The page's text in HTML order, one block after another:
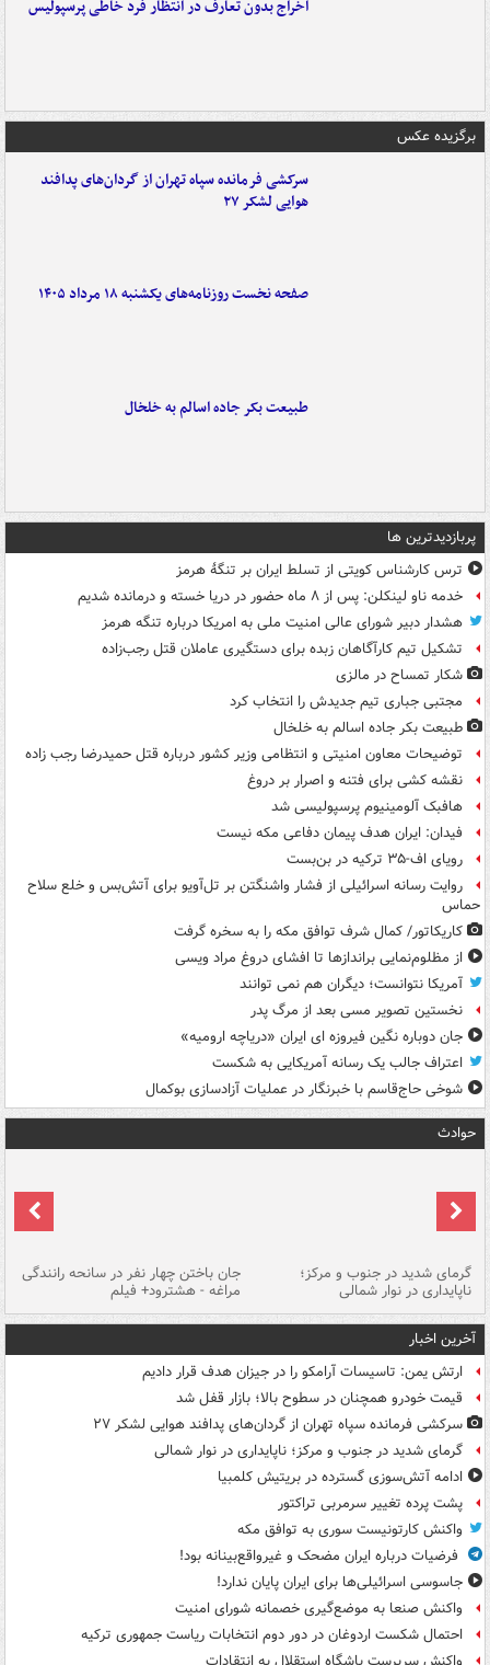
اخراج بدون تعارف در انتظار فرد خاطی پرسپولیس
برگزیده عکس
سرکشی فرمانده سپاه تهران از گردان‌های پدافند
هوایی لشکر ۲۷
صفحه نخست روزنامه‌های یکشنبه ۱۸ مرداد ۱۴۰۵
طبیعت بکر جاده اسالم به خلخال
پربازدیدترین ها
ترس کارشناس کویتی از تسلط ایران بر تنگۀ هرمز
خدمه ناو لینکلن: پس از ۸ ماه حضور در دریا خسته و درمانده‌ شدیم
هشدار دبیر شورای عالی امنیت ملی به امریکا درباره تنگه هرمز
تشکیل تیم کارآگاهان زبده برای دستگیری عاملان قتل رجب‌زاده
شکار تمساح در مالزی
مجتبی جباری تیم جدیدش را انتخاب کرد
طبیعت بکر جاده اسالم به خلخال
توضیحات معاون امنیتی و انتظامی وزیر کشور درباره قتل حمیدرضا رجب زاده
نقشه کشی برای فتنه و اصرار بر دروغ
هافبک آلومینیوم پرسپولیسی شد
فیدان: ایران هدف پیمان دفاعی مکه نیست
رویای اف-۳۵ ترکیه در بن‌بست
روایت رسانه اسرائیلی از فشار واشنگتن بر تل‌آویو برای آتش‌بس و خلع سلاح
حماس
کاریکاتور/ کمال شرف توافق مکه را به سخره گرفت
از مظلوم‌نمایی براندازها تا افشای دروغ مراد ویسی
آمریکا نتوانست؛ دیگران هم نمی توانند
نخستین تصویر مسی بعد از مرگ پدر
جان دوباره نگین فیروزه ای ایران «دریاچه ارومیه»
اعتراف جالب یک رسانه آمریکایی به شکست
شوخی حاج‌قاسم با خبرنگار در عملیات آزادسازی بوکمال
حوادث
گرمای شدید در جنوب و مرکز؛
ناپایداری در نوار شمالی
جان باختن چهار نفر در سانحه رانندگی
مراغه - هشترود+ فیلم
آخرین اخبار
ارتش یمن: تاسیسات آرامکو را در جیزان هدف قرار دادیم
قیمت خودرو همچنان در سطوح بالا؛ بازار قفل شد
سرکشی فرمانده سپاه تهران از گردان‌های پدافند هوایی لشکر ۲۷
گرمای شدید در جنوب و مرکز؛ ناپایداری در نوار شمالی
ادامه آتش‌سوزی گسترده در بریتیش کلمبیا
پشت پرده تغییر سرمربی تراکتور
واکنش کارتونیست سوری به توافق مکه
فرضیات درباره ایران مضحک و غیرواقع‌بینانه بود!
جاسوسی اسرائیلی‌ها برای ایران پایان ندارد!
واکنش صنعا به موضع‌گیری خصمانه شورای امنیت
احتمال شکست اردوغان در دور دوم انتخابات ریاست جمهوری ترکیه